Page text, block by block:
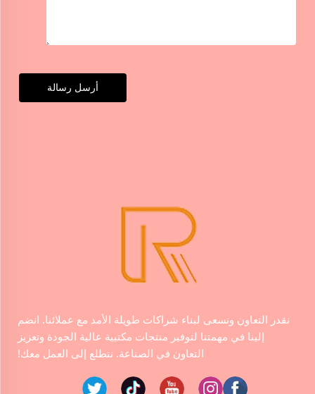
أرسل رسالة
نقدر التعاون ونسعى لبناء شراكات طويلة الأمد مع عملائنا. انضم
إلينا في مهمتنا لتوفير منتجات مكتبية عالية الجودة وتعزيز
التعاون في الصناعة. نتطلع إلى العمل معك!